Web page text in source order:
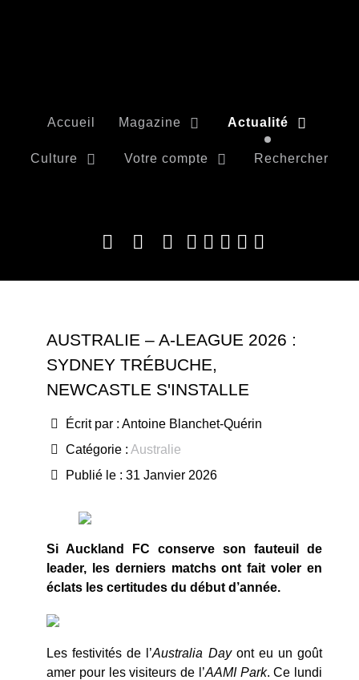
Accueil Magazine Actualité
Culture Votre compte Rechercher
AUSTRALIE – A-LEAGUE 2026 :
SYDNEY TRÉBUCHE,
NEWCASTLE S'INSTALLE
Écrit par : Antoine Blanchet-Quérin
Catégorie : Australie
Publié le : 31 Janvier 2026
Si Auckland FC conserve son fauteuil de
leader, les derniers matchs ont fait voler en
éclats les certitudes du début d’année.
Les festivités de l’Australia Dayont eu un goût
amer pour les visiteurs de l’AAMI Park. Ce lundi